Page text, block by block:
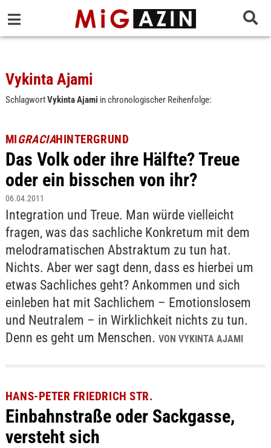
Vykinta Ajami
SchlagwortVykinta Ajami in chronologischer Reihenfolge:
MIGRACIAHINTERGRUND
Das Volk oder ihre Hälfte? Treue
oder ein bisschen von ihr?
06.04.2011
Integration und Treue. Man würde vielleicht
fragen, was das sachliche Konkretum mit dem
melodramatischen Abstraktum zu tun hat.
Nichts. Aber wer sagt denn, dass es hierbei um
etwas Sachliches geht? Ankommen und sich
einleben hat mit Sachlichem – Emotionslosem
und Neutralem – in Wirklichkeit nichts zu tun.
Denn es geht um Menschen. VON VYKINTA AJAMI
HANS-PETER FRIEDRICH STR.
Einbahnstraße oder Sackgasse,
versteht sich